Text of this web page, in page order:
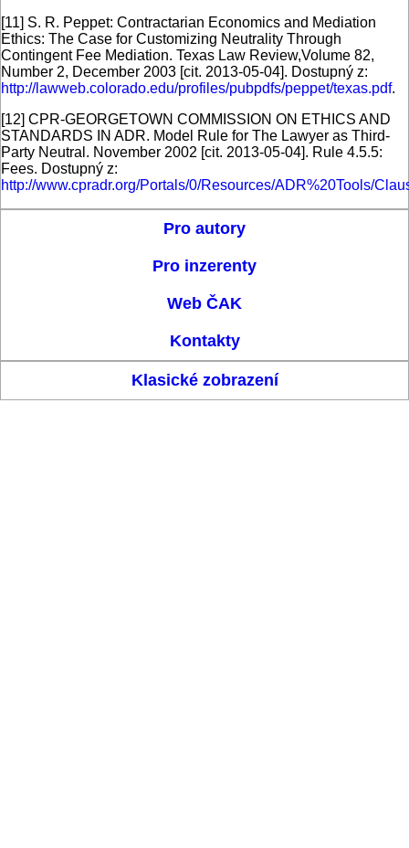
[11] S. R. Peppet: Contractarian Economics and Mediation
Ethics: The Case for Customizing Neutrality Through
Contingent Fee Mediation. Texas Law Review,Volume 82,
Number 2, December 2003 [cit. 2013-05-04]. Dostupný z:
http://lawweb.colorado.edu/profiles/pubpdfs/peppet/texas.pdf.
[12] CPR-GEORGETOWN COMMISSION ON ETHICS AND
STANDARDS IN ADR. Model Rule for The Lawyer as Third-
Party Neutral. November 2002 [cit. 2013-05-04]. Rule 4.5.5:
Fees. Dostupný z:
http://www.cpradr.org/Portals/0/Resources/ADR%20Tools/
Pro autory
Pro inzerenty
Web ČAK
Kontakty
Klasické zobrazení